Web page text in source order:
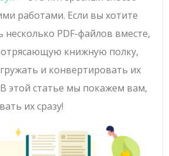
работами. Если вы хотите
несколько PDF-файлов вместе,
книжную полку,
и конвертировать их
этой статье мы покажем вам,
их сразу!